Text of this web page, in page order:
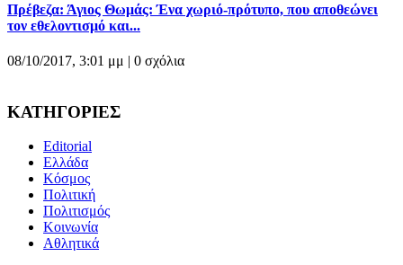
Πρέβεζα: Άγιος Θωμάς: Ένα χωριό-πρότυπο, που αποθεώνει
τον εθελοντισμό και...
08/10/2017, 3:01 μμ | 0 σχόλια
ΚΑΤΗΓΟΡΙΕΣ
Editorial
Ελλάδα
Κόσμος
Πολιτική
Πολιτισμός
Κοινωνία
Αθλητικά